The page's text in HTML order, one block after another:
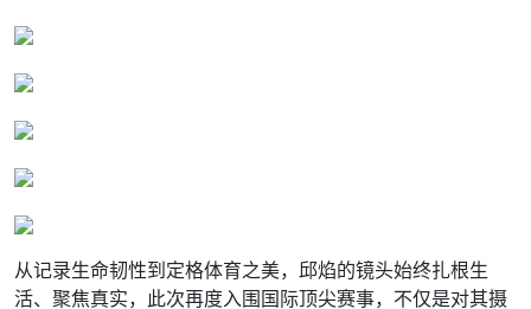
从记录生命韧性到定格体育之美，邱焰的镜头始终扎根生
活、聚焦真实，此次再度入围国际顶尖赛事，不仅是对其摄